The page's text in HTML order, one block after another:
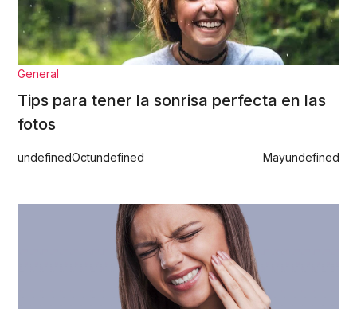
General
Tips para tener la sonrisa perfecta en las
fotos
undefinedOctundefined Mayundefined